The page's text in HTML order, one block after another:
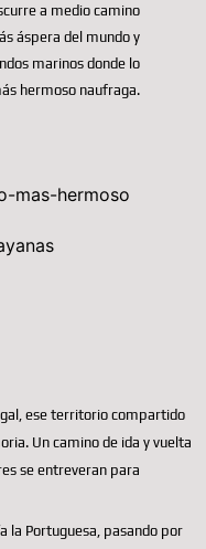
a medio camino
áspera del mundo y
marinos donde lo
hermoso naufraga.
ese territorio compartido
Un camino de ida y vuelta
se entreveran para
la Portuguesa, pasando por